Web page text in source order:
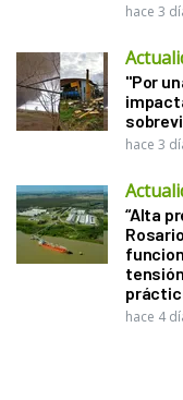
hace 3
"Por
hace 3
“Alta
hace 4